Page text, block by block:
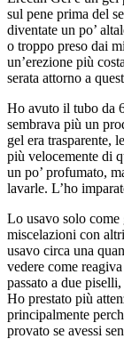
sul pene prima del
diventate un po’
o troppo preso dai
un’erezione più
serata attorno a
Ho avuto il tubo da
sembrava più un
gel era trasparente,
più velocemente di
un po’ profumato,
lavarle. L’ho
Lo usavo solo come
miscelazioni con
usavo circa una
vedere come
passato a due
Ho prestato più
principalmente
provato se avessi